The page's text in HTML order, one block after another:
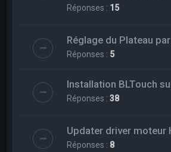
Réponses : 15
Réglage du Plateau
Réponses : 5
Installation BLTouch
Réponses :38
Updater driver moteur
Réponses : 8